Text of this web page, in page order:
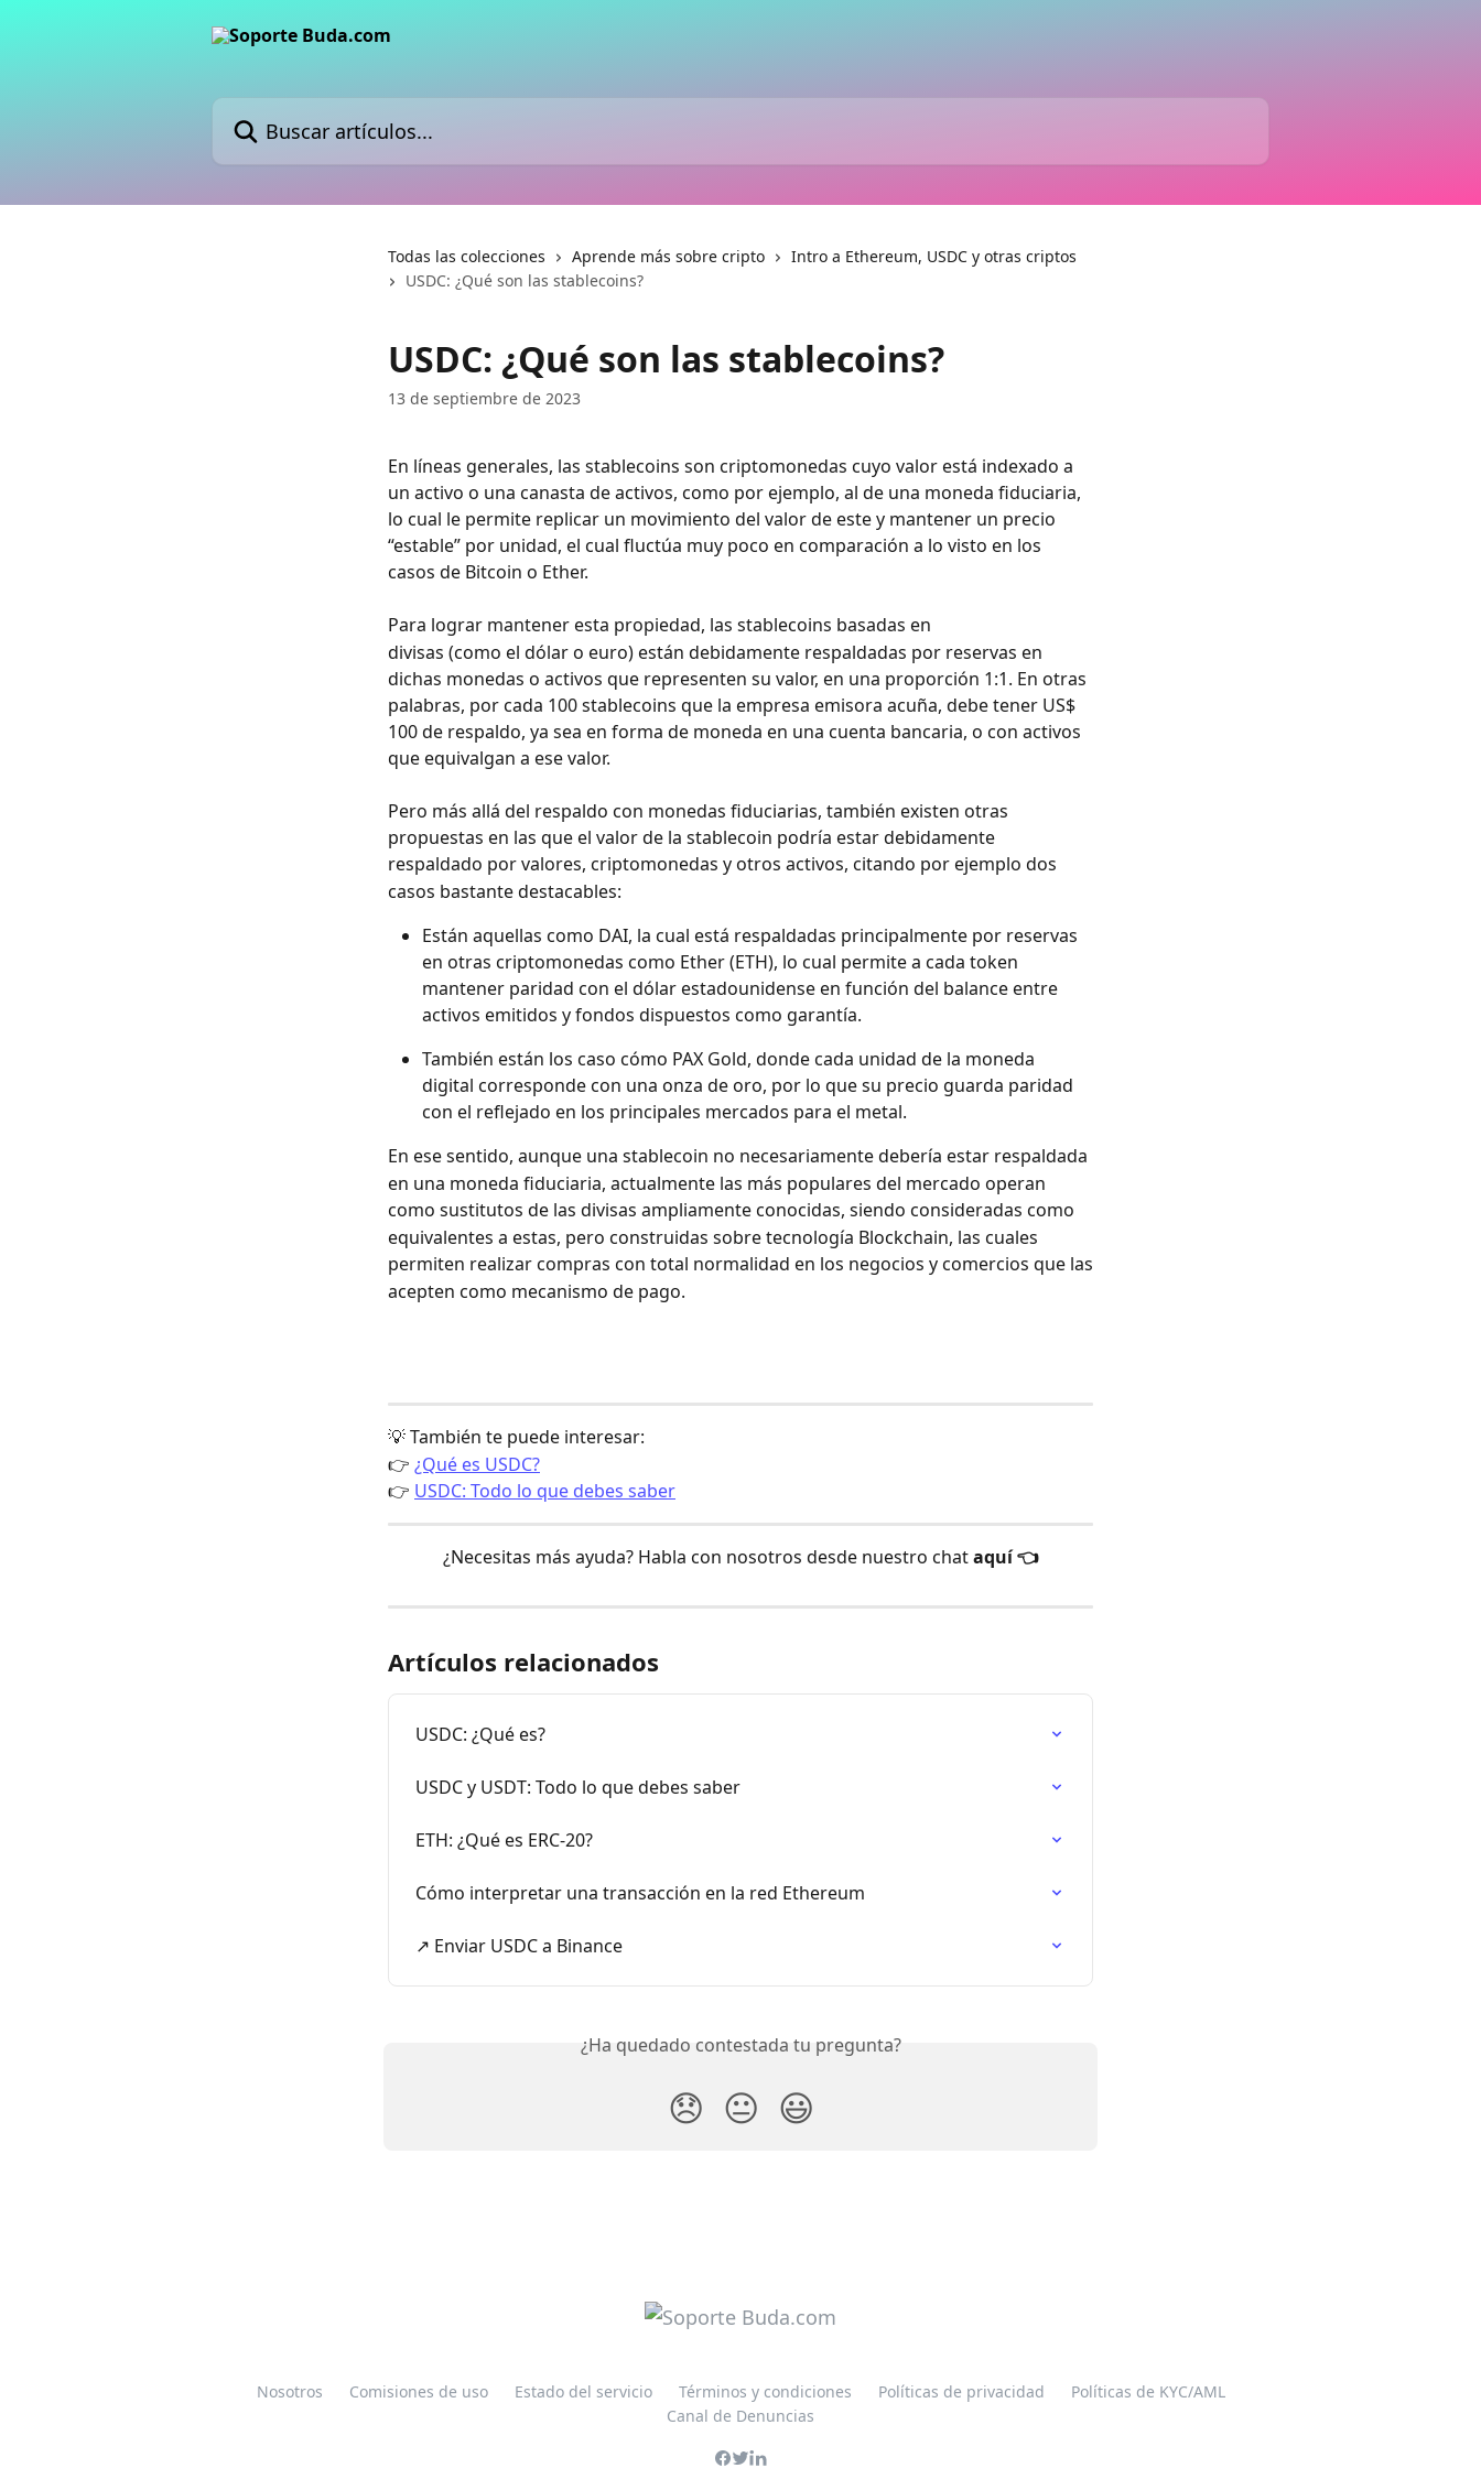
Buscar artículos...
Todas las colecciones Aprende más sobre cripto
Intro a Ethereum, USDC y otras criptos
USDC: ¿Qué son las stablecoins?
USDC: ¿Qué son las stablecoins?
13 de septiembre de 2023
En líneas generales, las stablecoins son criptomonedas cuyo valor está indexado a
un activo o una canasta de activos, como por ejemplo, al de una moneda fiduciaria,
lo cual le permite replicar un movimiento del valor de este y mantener un precio
“estable” por unidad, el cual fluctúa muy poco en comparación a lo visto en los
casos de Bitcoin o Ether.
Para lograr mantener esta propiedad, las stablecoins basadas en
divisas (como el dólar o euro) están debidamente respaldadas por reservas en
dichas monedas o activos que representen su valor, en una proporción 1:1. En otras
palabras, por cada 100 stablecoins que la empresa emisora acuña, debe tener US$
100 de respaldo, ya sea en forma de moneda en una cuenta bancaria, o con activos
que equivalgan a ese valor.
Pero más allá del respaldo con monedas fiduciarias, también existen otras
propuestas en las que el valor de la stablecoin podría estar debidamente
respaldado por valores, criptomonedas y otros activos, citando por ejemplo dos
casos bastante destacables:
Están aquellas como DAI, la cual está respaldadas principalmente por reservas
en otras criptomonedas como Ether (ETH), lo cual permite a cada token
mantener paridad con el dólar estadounidense en función del balance entre
activos emitidos y fondos dispuestos como garantía.
También están los caso cómo PAX Gold, donde cada unidad de la moneda
digital corresponde con una onza de oro, por lo que su precio guarda paridad
con el reflejado en los principales mercados para el metal.
En ese sentido, aunque una stablecoin no necesariamente debería estar respaldada
en una moneda fiduciaria, actualmente las más populares del mercado operan
como sustitutos de las divisas ampliamente conocidas, siendo consideradas como
equivalentes a estas, pero construidas sobre tecnología Blockchain, las cuales
permiten realizar compras con total normalidad en los negocios y comercios que las
acepten como mecanismo de pago.
💡 También te puede interesar:
👉 ¿Qué es USDC?
👉 USDC: Todo lo que debes saber
¿Necesitas más ayuda? Habla con nosotros desde nuestro chat aquí 👈
Artículos relacionados
USDC: ¿Qué es?
USDC y USDT: Todo lo que debes saber
ETH: ¿Qué es ERC-20?
Cómo interpretar una transacción en la red Ethereum
↗️ Enviar USDC a Binance
¿Ha quedado contestada tu pregunta?
😞 😐 😃
Nosotros Comisiones de uso Estado del servicio Términos y condiciones Políticas de privacidad
Políticas de KYC/AML
Canal de Denuncias